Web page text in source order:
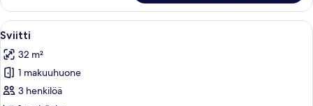
comfort-
huone
Avaa
kaikki
huonetyypin
Sviitti
kuvat
Siististi pedattu sänky valkoisilla
4
Sviitti
32 m²
1 makuuhuone
3 henkilöä